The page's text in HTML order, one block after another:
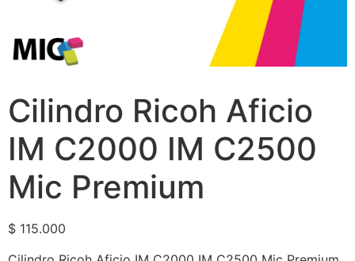
Cilindro Ricoh Aficio
IM C2000 IM C2500
Mic Premium
$ 115.000